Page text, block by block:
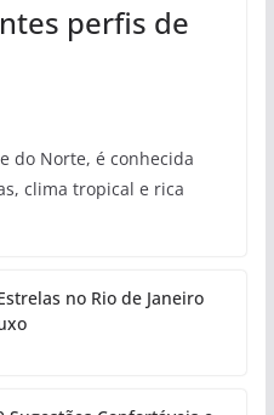
perfis de
do Norte, é conhecida
clima tropical e rica
no Rio de Janeiro